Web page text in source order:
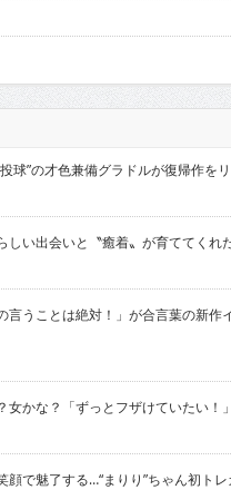
球”の才色兼備グラドルが復帰作を
い出会いと〝癒着〟が育ててくれた
うことは絶対！」が合言葉の新作
かな？「ずっとフザけていたい！」
で魅了する…“まりり”ちゃん初トレ